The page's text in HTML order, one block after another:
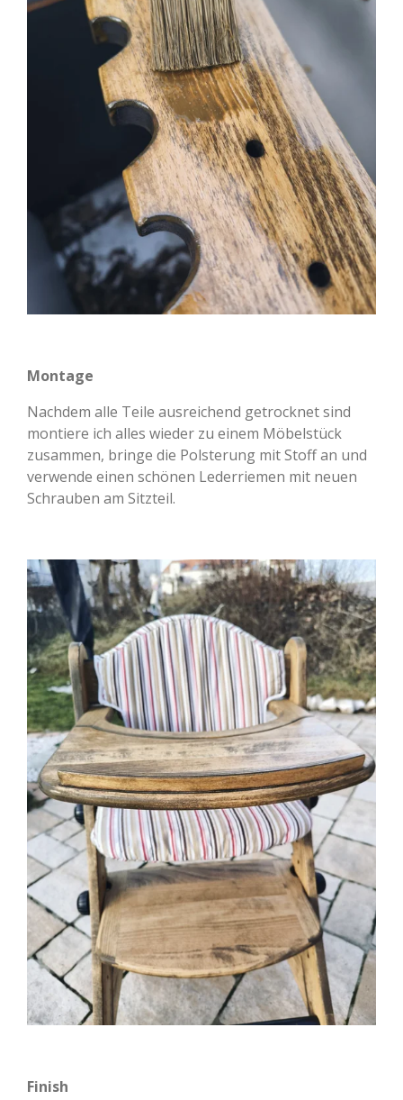
Montage
Nachdem alle Teile ausreichend getrocknet sind
montiere ich alles wieder zu einem Möbelstück
zusammen, bringe die Polsterung mit Stoff an und
verwende einen schönen Lederriemen mit neuen
Schrauben am Sitzteil.
Finish